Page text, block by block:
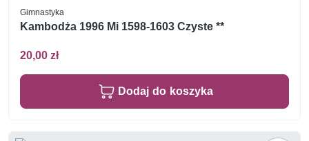
Gimnastyka
Kambodża 1996 Mi 1598-1603 Czyste **
20,00 zł
Dodaj do koszyka